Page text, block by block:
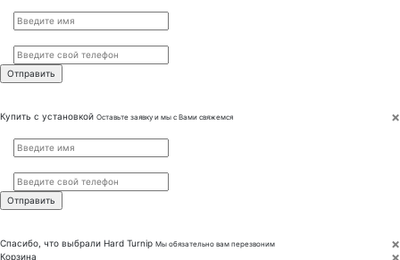
×
Купить с установкой Оставьте заявку и мы с Вами свяжемся
×
Спасибо, что выбрали Hard Turnip Мы обязательно вам перезвоним
Корзина